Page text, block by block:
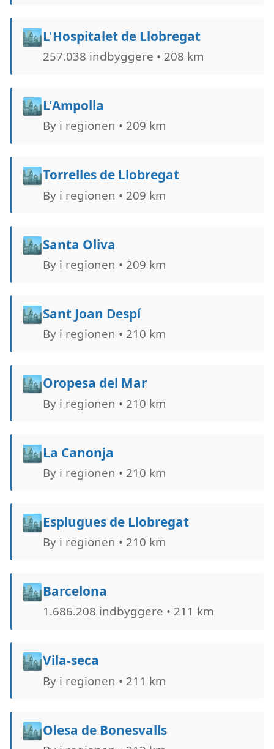
🏙️L'Hospitalet de Llobregat
257.038 indbyggere • 208 km
🏙️L'Ampolla
By i regionen • 209 km
🏙️Torrelles de Llobregat
By i regionen • 209 km
🏙️Santa Oliva
By i regionen • 209 km
🏙️Sant Joan Despí
By i regionen • 210 km
🏙️Oropesa del Mar
By i regionen • 210 km
🏙️La Canonja
By i regionen • 210 km
🏙️Esplugues de Llobregat
By i regionen • 210 km
🏙️Barcelona
1.686.208 indbyggere • 211 km
🏙️Vila-seca
By i regionen • 211 km
🏙️Olesa de Bonesvalls